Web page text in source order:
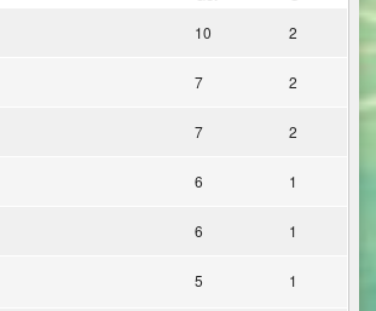
10 2
7 2
7 2
6 1
6 1
5 1